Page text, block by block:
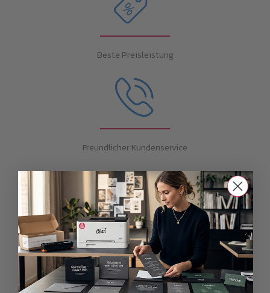
Beste Preisleistung
Freundlicher Kundenservice
Das könnte dich auch
interessieren...